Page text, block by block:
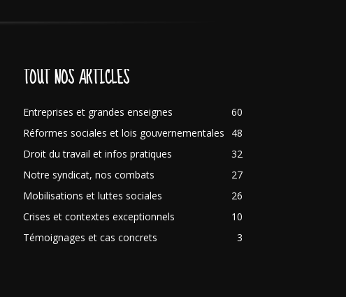
TOUT NOS ARTICLES
Entreprises et grandes enseignes
60
Réformes sociales et lois gouvernementales
48
Droit du travail et infos pratiques
32
Notre syndicat, nos combats
27
Mobilisations et luttes sociales
26
Crises et contextes exceptionnels
10
Témoignages et cas concrets
3